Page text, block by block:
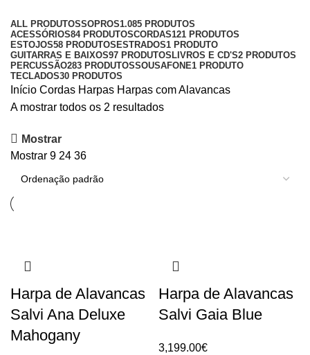
ALL PRODUTOSSOPROS1.085 PRODUTOS
ACESSÓRIOS84 PRODUTOSCORDAS121 PRODUTOS
ESTOJOS58 PRODUTOS ESTRADOS1 PRODUTO
GUITARRAS E BAIXOS97 PRODUTOS LIVROS E CD'S2 PRODUTOS
PERCUSSÃO283 PRODUTOSSOUSAFONE1 PRODUTO
TECLADOS30 PRODUTOS
Início Cordas Harpas Harpas com Alavancas
A mostrar todos os 2 resultados
Mostrar
Mostrar 9 24 36
Harpa de Alavancas
Salvi Ana Deluxe
Mahogany
Harpa de Alavancas
Salvi Gaia Blue
3,199.00€